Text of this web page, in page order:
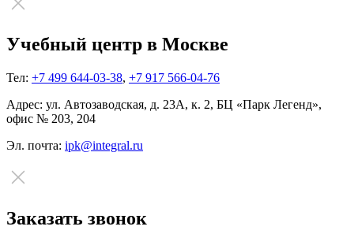
Учебный центр в Москве
Тел: +7 499 644-03-38, +7 917 566-04-76
Адрес: ул. Автозаводская, д. 23А, к. 2, БЦ «Парк Легенд»,
офис № 203, 204
Эл. почта: ipk@integral.ru
Заказать звонок